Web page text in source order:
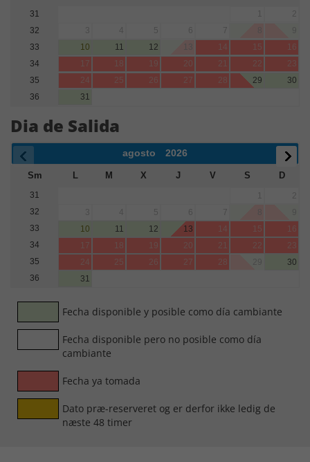
31
2
32
3 5 6 7 8
33
10 11 12 13 14 15
16
34
17 18 19 20 21 22
23
35
24 25 26 27 28 29
30
36
31
Dia de Salida
agosto 2026
Sm L M X J V S
D
31
1
32
3 4 5 6 7 8
33
10 11 12 13 14 15
16
34
17 18 19 20 21 22
23
35
24 25 26 27 28
30
36
31
Fecha disponible y posible como día cambiante
Fecha disponible pero no posible como día
cambiante
Fecha ya tomada
Dato præ-reserveret og er derfor ikke ledig de
næste 48 timer